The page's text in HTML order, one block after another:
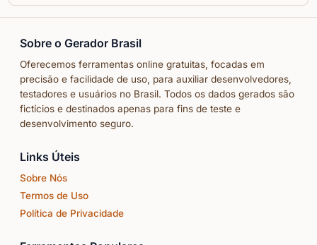
Sobre o Gerador Brasil
Oferecemos ferramentas online gratuitas, focadas em
precisão e facilidade de uso, para auxiliar desenvolvedores,
testadores e usuários no Brasil. Todos os dados gerados são
fictícios e destinados apenas para fins de teste e
desenvolvimento seguro.
Links Úteis
Sobre Nós
Termos de Uso
Política de Privacidade